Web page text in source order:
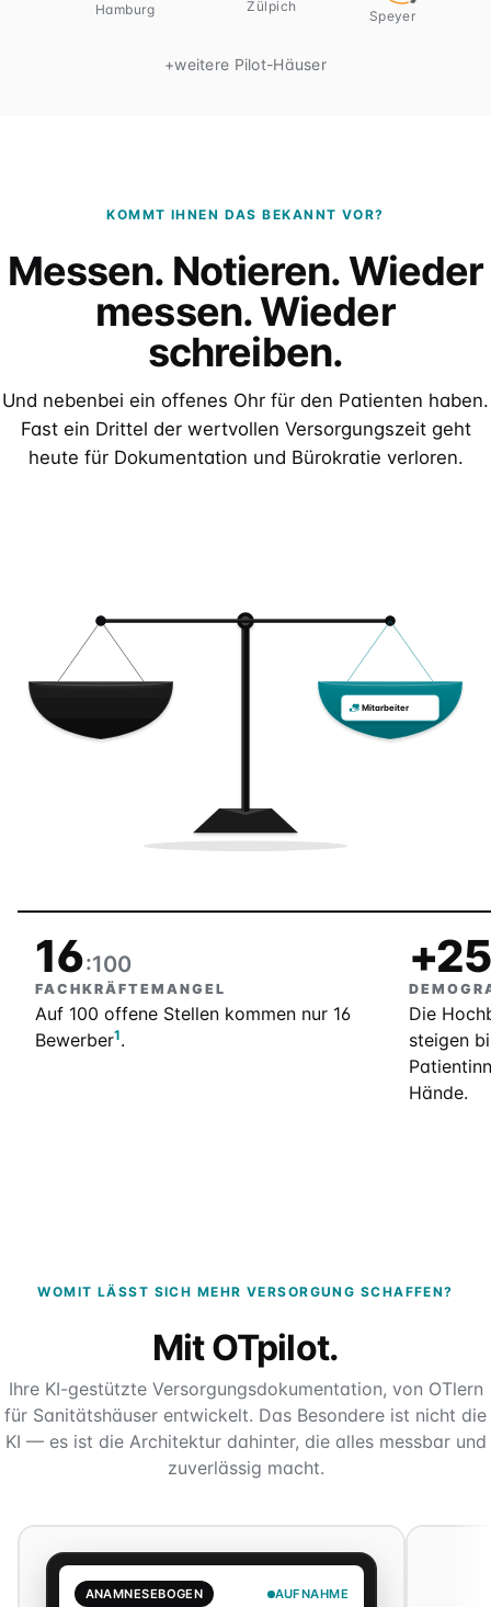
Hamburg Zülpich
Speyer
+weitere Pilot-Häuser
KOMMT IHNEN DAS BEKANNT VOR?
Messen. Notieren. Wieder
messen. Wieder
schreiben.
Und nebenbei ein offenes Ohr für den Patienten haben.
Fast ein Drittel der wertvollen Versorgungszeit geht
heute für Dokumentation und Bürokratie verloren.
Mitarbeiter
16:100
FACHKRÄFTEMANGEL
Auf 100 offene Stellen kommen nur 16
Bewerber1.
+25
Die
steigen
Hände.
WOMIT LÄSST SICH MEHR VERSORGUNG SCHAFFEN?
Mit OTpilot.
Ihre KI-gestützte Versorgungsdokumentation, von OTlern
für Sanitätshäuser entwickelt. Das Besondere ist nicht die
KI — es ist die Architektur dahinter, die alles messbar und
zuverlässig macht.
ANAMNESEBOGEN AUFNAHME